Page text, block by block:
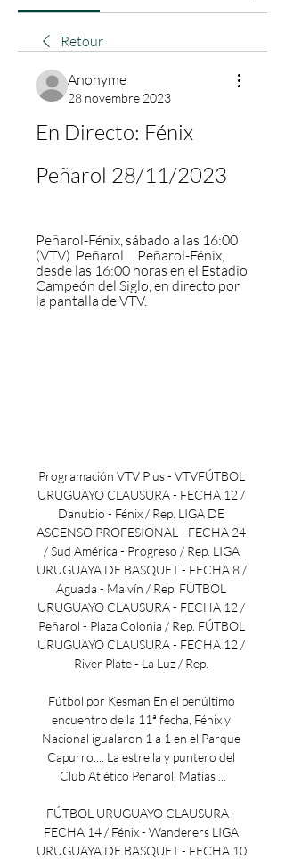
Retour
Anonyme
28 novembre 2023
En Directo: Fénix
Peñarol 28/11/2023
Peñarol-Fénix, sábado a las 16:00
(VTV). Peñarol ... Peñarol-Fénix,
desde las 16:00 horas en el Estadio
Campeón del Siglo, en directo por
la pantalla de VTV.
Programación VTV Plus - VTVFÚTBOL
URUGUAYO CLAUSURA - FECHA 12 /
Danubio - Fénix / Rep. LIGA DE
ASCENSO PROFESIONAL - FECHA 24
/ Sud América - Progreso / Rep. LIGA
URUGUAYA DE BASQUET - FECHA 8 /
Aguada - Malvín / Rep. FÚTBOL
URUGUAYO CLAUSURA - FECHA 12 /
Peñarol - Plaza Colonia / Rep. FÚTBOL
URUGUAYO CLAUSURA - FECHA 12 /
River Plate - La Luz / Rep.
Fútbol por Kesman En el penúltimo
encuentro de la 11ª fecha, Fénix y
Nacional igualaron 1 a 1 en el Parque
Capurro.... La estrella y puntero del
Club Atlético Peñarol, Matías ...
FÚTBOL URUGUAYO CLAUSURA -
FECHA 14 / Fénix - Wanderers LIGA
URUGUAYA DE BASQUET - FECHA 10